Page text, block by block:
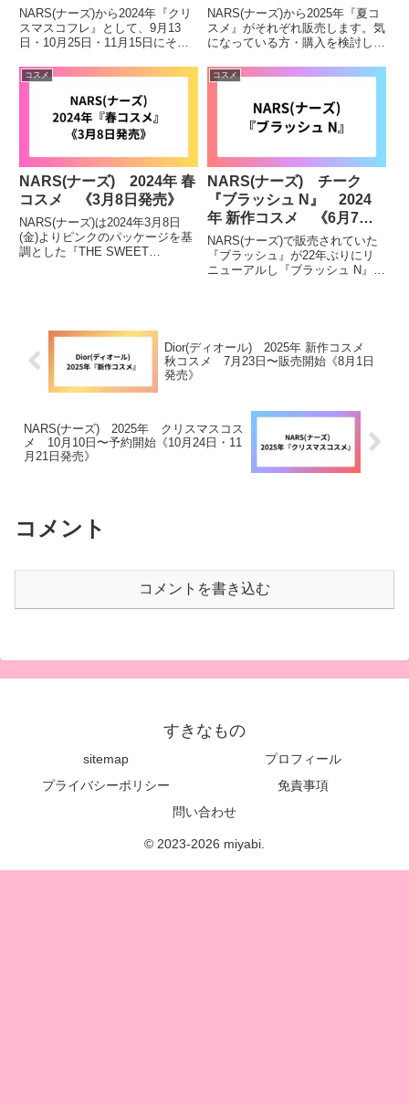
売》《9月13日発売》《10
月25日発売》
NARS(ナーズ)から2024年『クリ
スマスコフレ』として、9月13
日・10月25日・11月15日にそれ
なっている方・購入を検討してい
る方などチェックしてみて下さ
い。NARS(ナーズ)取り扱い販売
サイト▽NAR...
NARS(ナーズ)から2025年『夏コ
スメ』がそれぞれ販売します。気
になっている方・購入を検討して
さい。6月27日発売ライトリフレ
クティング プリズマティックパ
ウダー（リフ粉）限定のパステル
カラーがくすみを晴ら...
コスメ
NARS(ナーズ) 2024年 春
コスメ 《3月8日発売》
NARS(ナーズ)は2024年3月8日
(金)よりピンクのパッケージを基
調とした『THE SWEET
コスメ
NARS(ナーズ) チーク
『ブラッシュ N』 2024
年 新作コスメ 《6月7日
発売》
NARS(ナーズ)で販売されていた
『ブラッシュ』が22年ぶりにリ
ニューアルし『ブラッシュ N』と
その後...
Dior(ディオール) 2025年 新作コスメ
秋コスメ 7月23日〜販売開始《8月1日
発売》
NARS(ナーズ) 2025年 クリスマスコス
メ 10月10日〜予約開始《10月24日・11
月21日発売》
コメント
コメントを書き込む
すきなもの
sitemap
プロフィール
プライバシーポリシー
免責事項
問い合わせ
© 2023-2026 miyabi.